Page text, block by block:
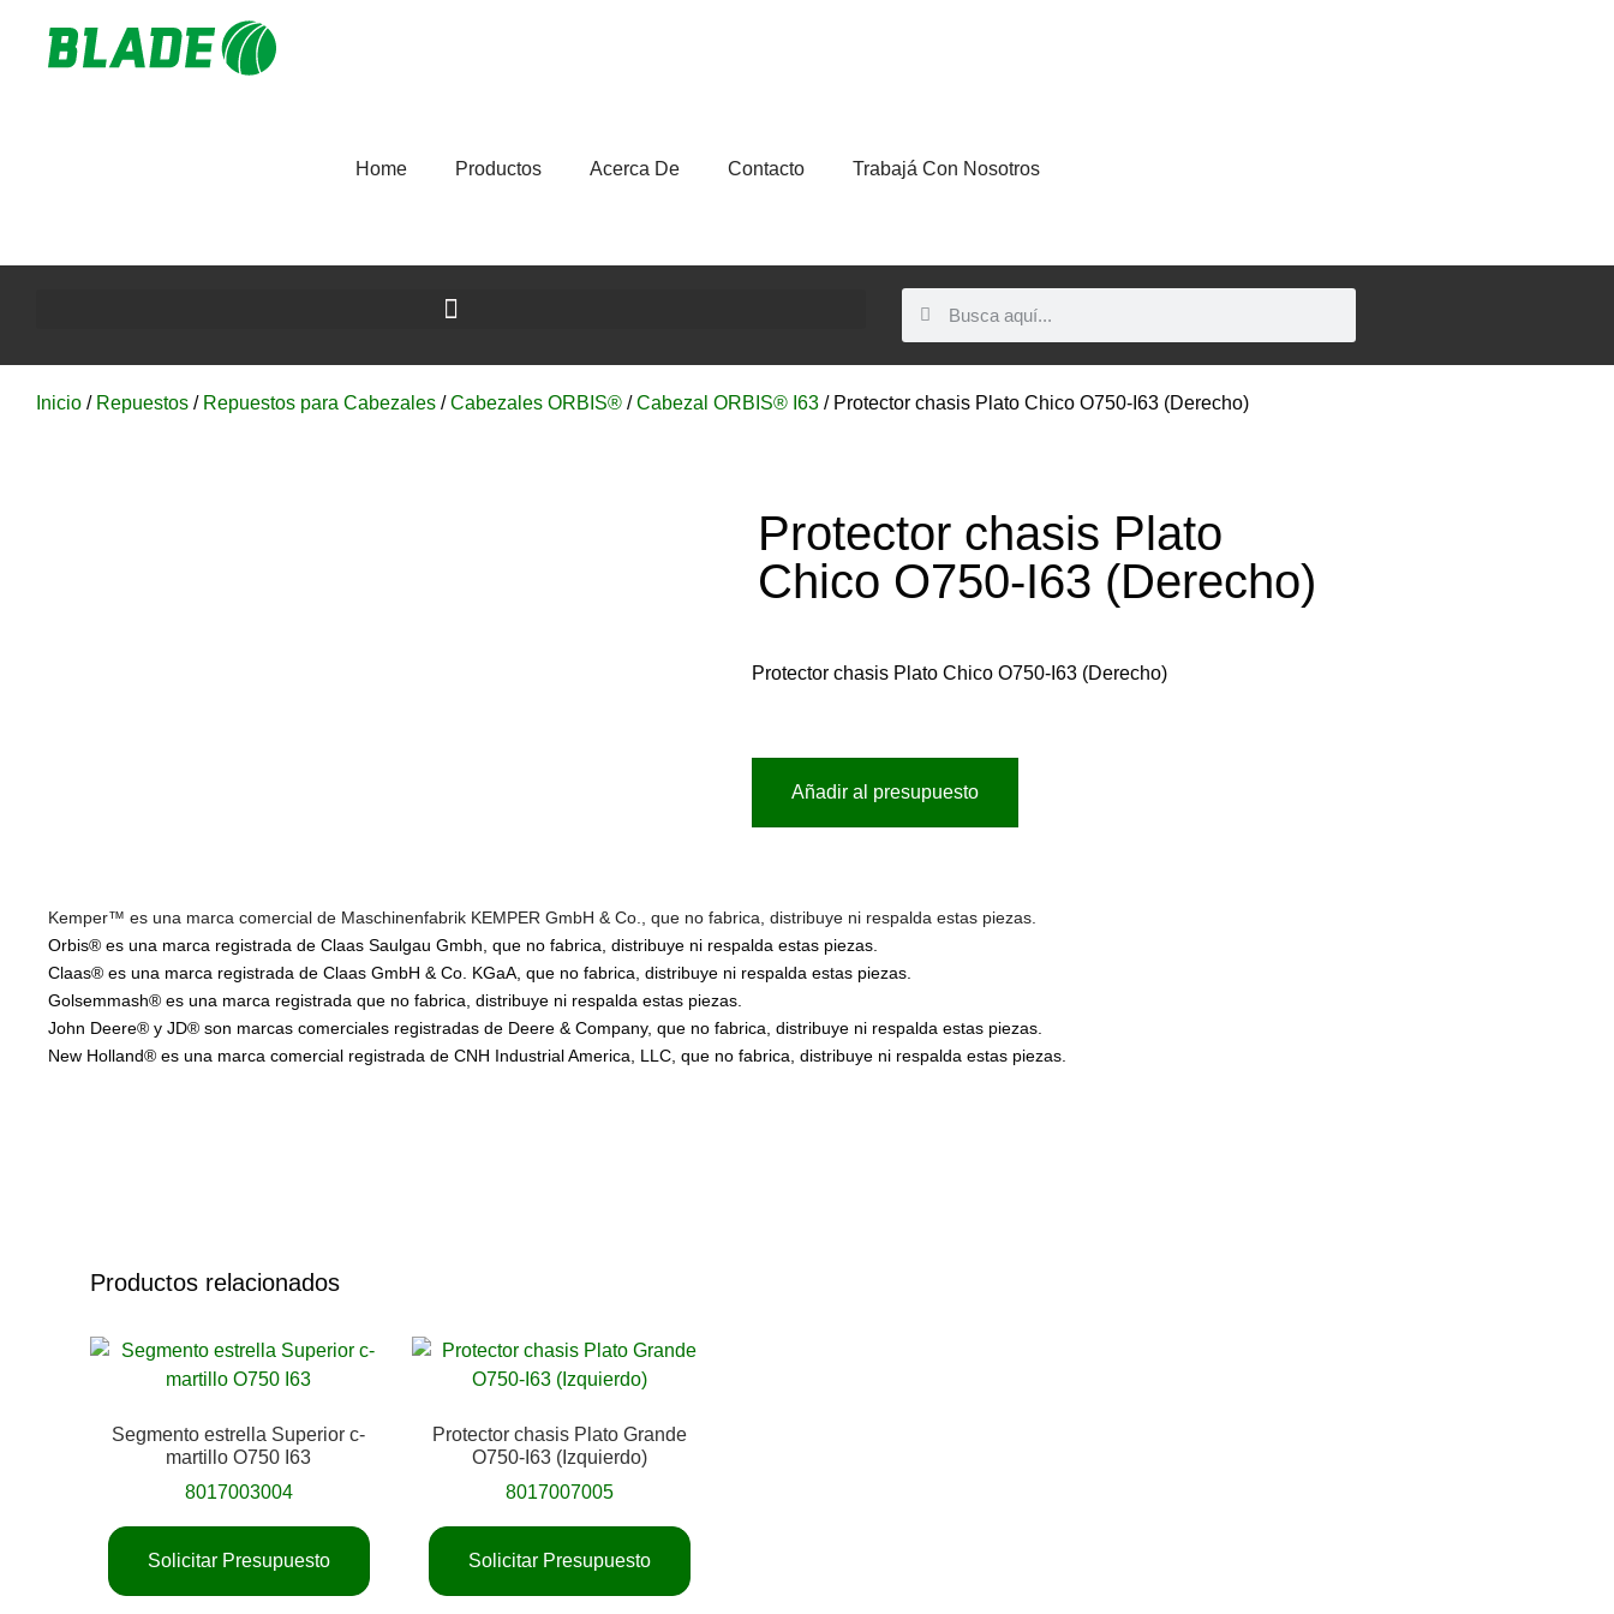
Home Productos Acerca De Contacto Trabajá Con Nosotros
Inicio / Repuestos / Repuestos para Cabezales /Cabezales ORBIS® /Cabezal ORBIS® I63 / Protector chasis Plato Chico O750-I63 (Derecho)
Protector chasis Plato
Chico O750-I63 (Derecho)
Protector chasis Plato Chico O750-I63 (Derecho)
Añadir al presupuesto
Kemper™ es una marca comercial de Maschinenfabrik KEMPER GmbH & Co., que no fabrica, distribuye ni respalda estas piezas.
Orbis® es una marca registrada de Claas Saulgau Gmbh, que no fabrica, distribuye ni respalda estas piezas.
Claas® es una marca registrada de Claas GmbH & Co. KGaA, que no fabrica, distribuye ni respalda estas piezas.
Golsemmash® es una marca registrada que no fabrica, distribuye ni respalda estas piezas.
John Deere® y JD® son marcas comerciales registradas de Deere & Company, que no fabrica, distribuye ni respalda estas piezas.
New Holland® es una marca comercial registrada de CNH Industrial America, LLC, que no fabrica, distribuye ni respalda estas piezas.
Productos relacionados
Segmento estrella Superior c-
martillo O750 I63
8017003004
Solicitar Presupuesto
Protector chasis Plato Grande
O750-I63 (Izquierdo)
8017007005
Solicitar Presupuesto